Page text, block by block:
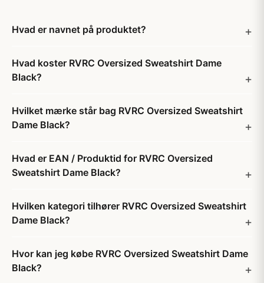
Hvad er navnet på produktet?
Hvad koster RVRC Oversized Sweatshirt Dame
Black?
Hvilket mærke står bag RVRC Oversized Sweatshirt
Dame Black?
Hvad er EAN / Produktid for RVRC Oversized
Sweatshirt Dame Black?
Hvilken kategori tilhører RVRC Oversized Sweatshirt
Dame Black?
Hvor kan jeg købe RVRC Oversized Sweatshirt Dame
Black?